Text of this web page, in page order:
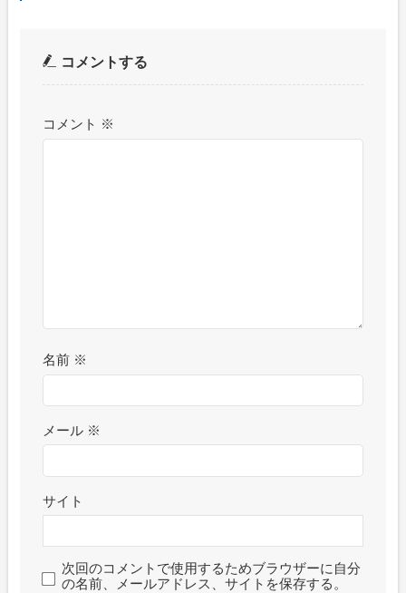
コメントする
コメント ※
名前 ※
メール ※
サイト
次回のコメントで使用するためブラウザーに自分
の名前、メールアドレス、サイトを保存する。